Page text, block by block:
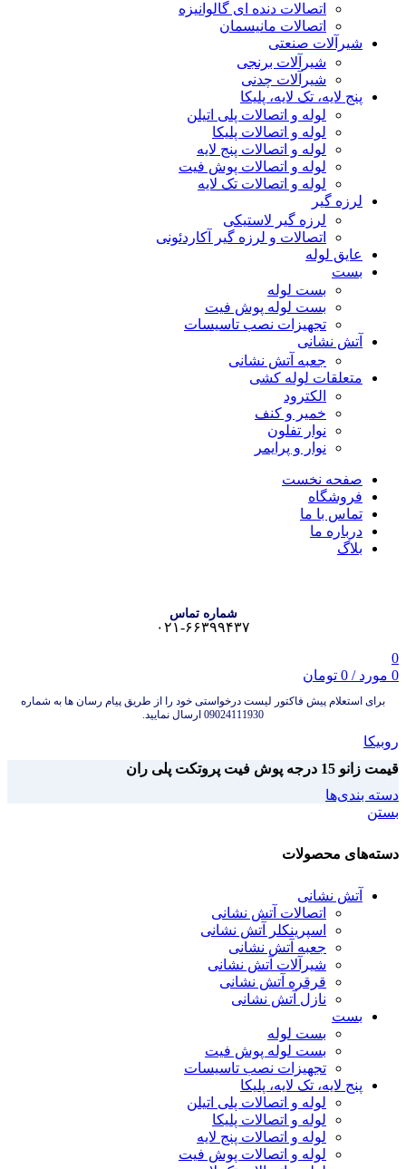
اتصالات دنده ای گالوانیزه
اتصالات مانیسمان
شیرآلات صنعتی
شیرآلات برنجی
شیرآلات چدنی
پنج لایه، تک لایه، پلیکا
لوله و اتصالات پلی اتیلن
لوله و اتصالات پلیکا
لوله و اتصالات پنج لایه
لوله و اتصالات پوش فیت
لوله و اتصالات تک لایه
لرزه گیر
لرزه گیر لاستیکی
اتصالات و لرزه گیر آکاردئونی
عایق لوله
بست
بست لوله
بست لوله پوش فیت
تجهیزات نصب تاسیسات
آتش نشانی
جعبه آتش نشانی
متعلقات لوله کشی
الکترود
خمیر و کنف
نوار تفلون
نوار و پرایمر
صفحه نخست
فروشگاه
تماس با ما
درباره ما
بلاگ
شماره تماس
۰۲۱-۶۶۳۹۹۴۳۷
0
0 مورد /
0 تومان
برای استعلام پیش فاکتور لیست درخواستی خود را از طریق پیام رسان ها به شماره
09024111930 ارسال نمایید.
روبیکا
قیمت زانو 15 درجه پوش فیت پروتکت پلی ران
دسته بندی‌ها
بستن
دسته‌های محصولات
آتش نشانی
اتصالات آتش نشانی
اسپرینکلر آتش نشانی
جعبه آتش نشانی
شیرآلات آتش نشانی
قرقره آتش نشانی
نازل آتش نشانی
بست
بست لوله
بست لوله پوش فیت
تجهیزات نصب تاسیسات
پنج لایه، تک لایه، پلیکا
لوله و اتصالات پلی اتیلن
لوله و اتصالات پلیکا
لوله و اتصالات پنج لایه
لوله و اتصالات پوش فیت